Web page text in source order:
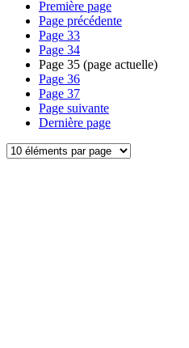
Première page
Page précédente
Page 33
Page 34
Page 35 (page actuelle)
Page 36
Page 37
Page suivante
Dernière page